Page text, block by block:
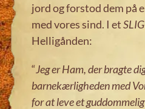
jord og forstod dem på
med vores sind. I etSLIG
Helligånden:
“Jeg er Ham, der bragte
barnekærligheden med
for at leve et